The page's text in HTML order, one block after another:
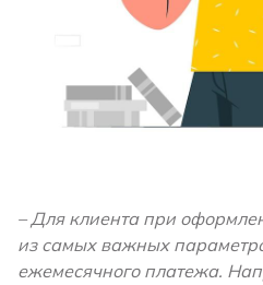
– Для клиента при
из самых важных
ежемесячного платежа.